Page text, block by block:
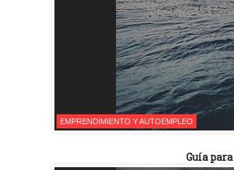
EMPRENDIMIENTO Y AUTOEMPLEO
Guía